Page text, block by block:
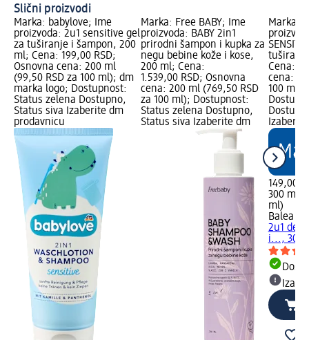
Slični proizvodi
Marka: babylove; Ime
proizvoda: 2u1 sensitive gel
za tuširanje i šampon, 200
ml; Cena: 199,00 RSD;
Osnovna cena: 200 ml
(99,50 RSD za 100 ml); dm
marka logo; Dostupnost:
Status zelena Dostupno,
Status siva Izaberite dm
prodavnicu
Marka: Free BABY; Ime
proizvoda: BABY 2in1
prirodni šampon i kupka za
negu bebine kože i kose,
200 ml; Cena:
1.539,00 RSD; Osnovna
cena: 200 ml (769,50 RSD
za 100 ml); Dostupnost:
Status zelena Dostupno,
Status siva Izaberite dm
Marka:
Cena:
cena:
100 ml);
149,00
300 ml
ml)
Balea
2u1
i..., 300